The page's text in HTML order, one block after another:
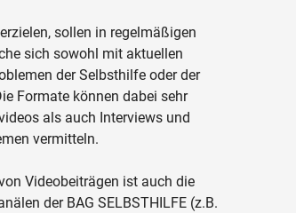
sollen in regelmäßigen
sich sowohl mit aktuellen
der Selbsthilfe oder der
Formate können dabei sehr
als auch Interviews und
vermitteln.
Videobeiträgen ist auch die
der BAG SELBSTHILFE (z.B.